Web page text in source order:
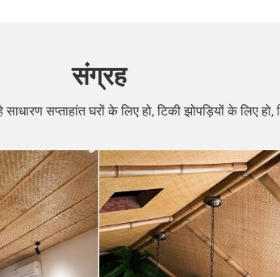
संग्रह
सप्ताहांत घरों के लिए हो, टिकी झोपड़ियों के लिए